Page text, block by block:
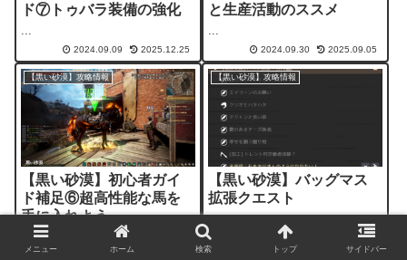
ド⑦トゥバラ装備の強化
2024.09.09 2025.12.25
と生産活動のススメ
2024.09.30 2025.09.05
【黒い砂漠】攻略情報
【黒い砂漠】初心者ガイ
ド補足⑥超高性能な馬を
手に入れよう
2024.09.17
【黒い砂漠】攻略情報
【黒い砂漠】バッグマス
拡張クエスト
...
2025.11.28 2025.12.26
メニュー ホーム 検索 トップ サイドバー